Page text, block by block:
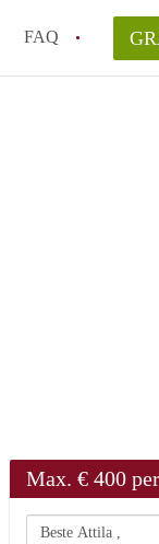
FAQ
te vinden!
Max. € 400